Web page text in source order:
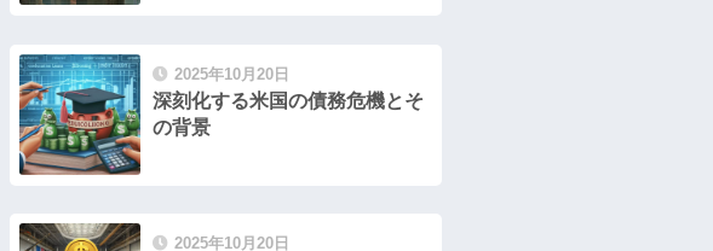
2025年10月20日
深刻化する米国の債務危機とそ
の背景
2025年10月20日